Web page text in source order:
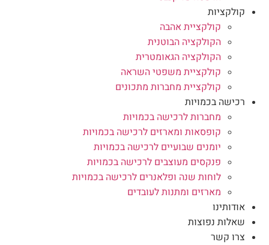
קולקציות
קולקציית אהבה
הקולקציה הבוטנית
הקולקציה הגאומטרית
קולקציית משפטי השראה
קולקציית מחברות מתכונים
רכישה בכמויות
מחברות לרכישה בכמויות
קופסאות ומארזים לרכישה בכמויות
יומנים שבועיים לרכישה בכמויות
פנקסים מעוצבים לרכישה בכמויות
לוחות שנה ופלאנרים לרכישה בכמויות
מארזים ומתנות לעובדים
אודותינו
שאלות נפוצות
צרו קשר